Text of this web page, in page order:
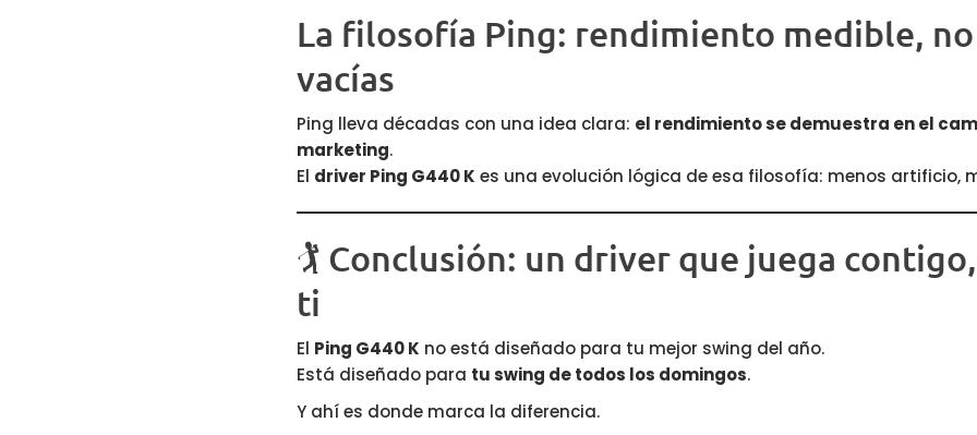
La filosofía Ping: rendimiento medible,
vacías
Ping lleva décadas con una idea clara: el rendimiento se demuestra en el
marketing.
El driver Ping G440 K es una evolución lógica de esa filosofía: menos artificio,
🏌️ Conclusión: un driver que juega
ti
El Ping G440 K no está diseñado para tu mejor swing del año.
Está diseñado para tu swing de todos los domingos.
Y ahí es donde marca la diferencia.